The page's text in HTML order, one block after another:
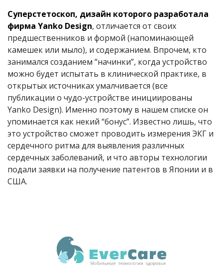
Суперстетоскоп, дизайн которого разработала
фирма Yanko Design, отличается от своих
предшественников и формой (напоминающей
камешек или мыло), и содержанием. Впрочем, кто
занимался созданием “начинки”, когда устройство
можно будет испытать в клинической практике, в
открытых источниках умалчивается (все
публикации о чудо-устройстве инициированы
Yanko Design). Именно поэтому в нашем списке он
упоминается как некий “бонус”. Известно лишь, что
это устройство сможет проводить измерения ЭКГ и
сердечного ритма для выявления различных
сердечных заболеваний, и что авторы технологии
подали заявки на получение патентов в Японии и в
США.